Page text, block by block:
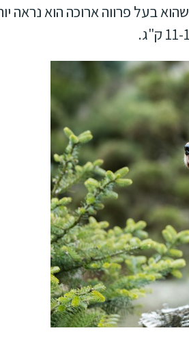
שהוא בעל פרווה ארוכה הוא